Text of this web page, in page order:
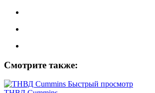
Смотрите также:
Быстрый просмотр